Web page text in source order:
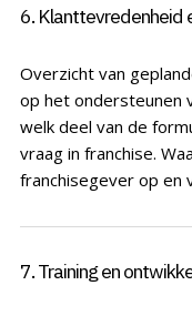
6. Klanttevredenheid
Overzicht van
op het ondersteunen
welk deel van de
vraag in franchise.
franchisegever op en
7. Training en